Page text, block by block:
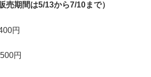
売期間は5/13から7/10まで）
円
円